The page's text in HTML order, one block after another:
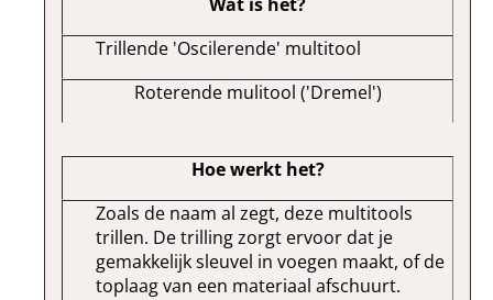
Wat is het?
Trillende 'Oscilerende' multitool
Roterende mulitool ('Dremel')
Hoe werkt het?
Zoals de naam al zegt, deze multitools
trillen. De trilling zorgt ervoor dat je
gemakkelijk sleuvel in voegen maakt, of de
toplaag van een materiaal afschuurt.